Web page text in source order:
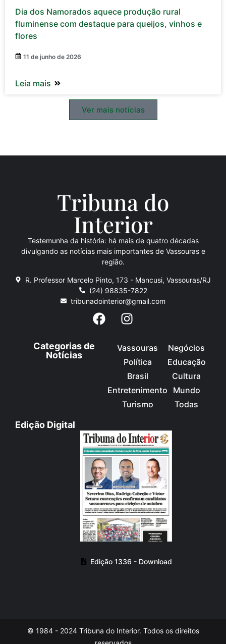
Dia dos Namorados aquece produção rural
fluminense com destaque para queijos, vinhos e
flores
11 de junho de 2026
Leia mais
Ver mais notícias
Tribuna do
Interior
Testemunha da história: há mais de quatro décadas
divulgando as notícias mais importantes de Vassouras e
região.
R. Professor Marcelo Pinto, 173 - Mancusi, Vassouras/RJ
(24) 98835-7822
tribunadointerior@gmail.com
Categorias de
Notícias
Vassouras
Política
Brasil
Entretenimento
Turismo
Negócios
Educação
Cultura
Mundo
Todas
Edição Digital
Edição 1336 - Download
© 1984 - 2024 Tribuna do Interior. Todos os direitos